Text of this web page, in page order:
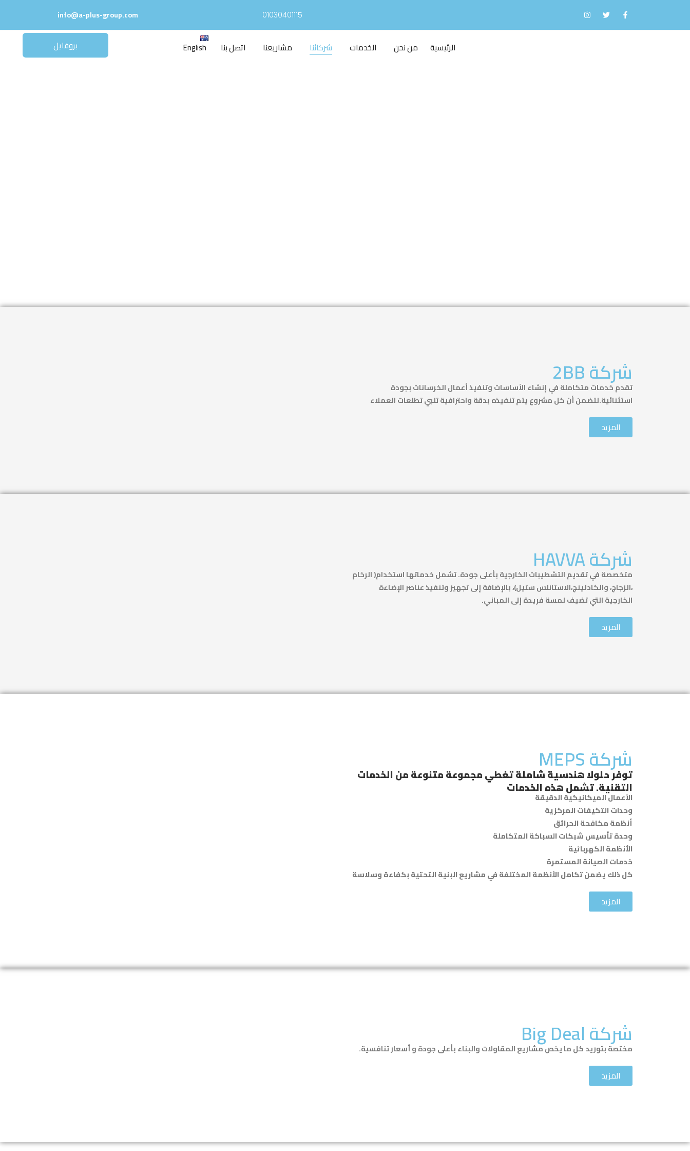
info@a-plus-group.com
الرئيسية من نحن الخدمات شركائنا مشاريعنا اتصل بنا English بروفايل
شركة 2BB
تقدم خدمات متكاملة في إنشاء الأساسات وتنفيذ أعمال الخرسانات بجودة
استثنائية.لتضمن أن كل مشروع يتم تنفيذه بدقة واحترافية تلبي تطلعات العملاء
المزيد
شركة HAVVA
متخصصة في تقديم التشطيبات الخارجية بأعلى جودة. تشمل خدماتها استخدام( الرخام
،الزجاج، والكادلينج،الاستانلس ستيل)، بالإضافة إلى تجهيز وتنفيذ عناصر الإضاءة
الخارجية التي تضيف لمسة فريدة إلى المباني.
المزيد
شركة MEPS
توفر حلولاً هندسية شاملة تغطي مجموعة متنوعة من الخدمات
التقنية. تشمل هذه الخدمات
الأعمال الميكانيكية الدقيقة
وحدات التكيفات المركزية
أنظمة مكافحة الحرائق
وحدة تأسيس شبكات السباكة المتكاملة
الأنظمة الكهربائية
خدمات الصيانة المستمرة
كل ذلك يضمن تكامل الأنظمة المختلفة في مشاريع البنية التحتية بكفاءة وسلاسة
المزيد
شركة Big Deal
مختصة بتوريد كل ما يخص مشاريع المقاولات والبناء بأعلى جودة و أسعار تنافسية.
المزيد